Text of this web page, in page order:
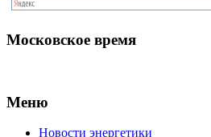
Московское время
Меню
Новости энергетики